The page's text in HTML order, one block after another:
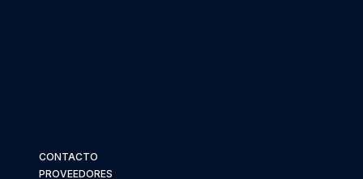
CONTACTO
PROVEEDORES